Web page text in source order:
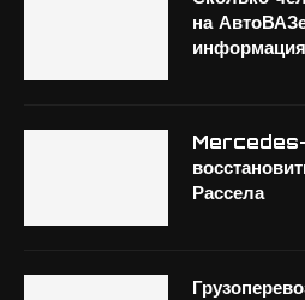
на
информация
Mercedes-
Рассела